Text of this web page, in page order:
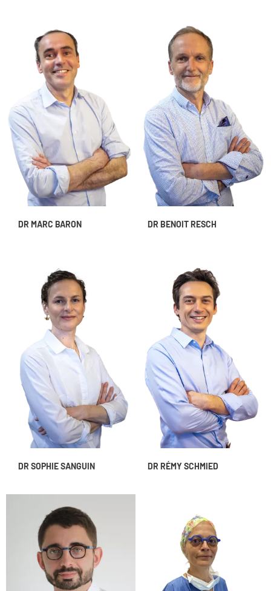
DR MARC BARON DR BENOIT RESCH
DR SOPHIE SANGUIN DR RÉMY SCHMIED